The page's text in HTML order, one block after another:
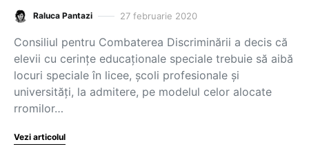
Raluca Pantazi 27 februarie 2020
Consiliul pentru Combaterea Discriminării a decis că
elevii cu cerințe educaționale speciale trebuie să aibă
locuri speciale în licee, școli profesionale și
universități, la admitere, pe modelul celor alocate
rromilor…
Vezi articolul